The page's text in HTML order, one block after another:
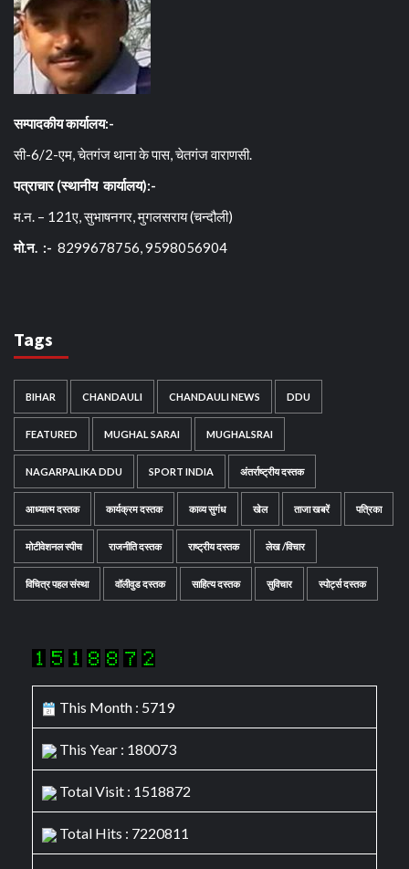
सम्पादकीय कार्यालय:-
सी-6/2-एम, चेतगंज थाना के पास, चेतगंज वाराणसी.
पत्राचार (स्थानीय कार्यालय):-
म.न. – 121ए, सुभाषनगर, मुगलसराय (चन्दौली)
मो.न. :- 8299678756, 9598056904
Tags
BIHAR CHANDAULI CHANDAULI NEWS DDU
FEATURED MUGHAL SARAI MUGHALSRAI
NAGARPALIKA DDU SPORT INDIA अंतर्राष्ट्रीय दस्तक
आध्यात्म दस्तक कार्यक्रम दस्तक काव्य सुगंध खेल ताजा खबरें पत्रिका
मोटीवेशनल स्पीच राजनीति दस्तक राष्ट्रीय दस्तक लेख /विचार
विचित्र पहल संस्था वॉलीवुड दस्तक साहित्य दस्तक सुविचार स्पोर्ट्स दस्तक
This Month : 5719
This Year : 180073
Total Visit : 1518872
Total Hits : 7220811